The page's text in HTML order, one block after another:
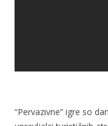
“Pervazivne” igre so